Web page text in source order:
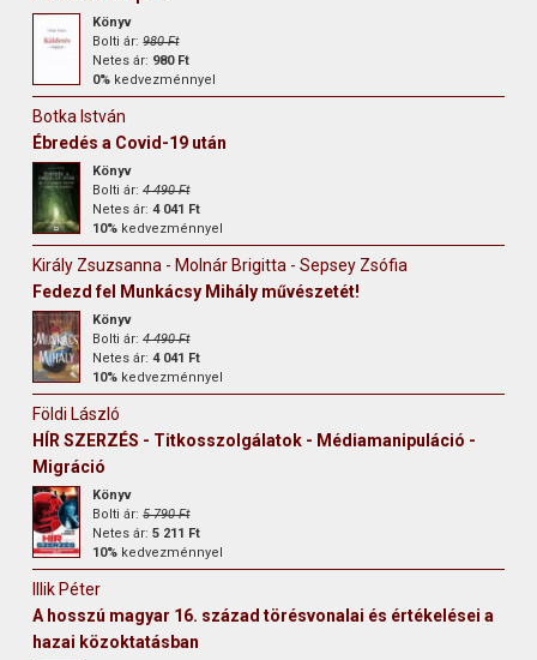
Könyv
Bolti ár:980 Ft
Netes ár: 980 Ft
0% kedvezménnyel
Botka István
Ébredés a Covid-19 után
Könyv
Bolti ár:4 490 Ft
Netes ár:4 041 Ft
10% kedvezménnyel
Király Zsuzsanna - Molnár Brigitta - Sepsey Zsófia
Fedezd fel Munkácsy Mihály művészetét!
Könyv
Bolti ár:4 490 Ft
Netes ár:4 041 Ft
10% kedvezménnyel
Földi László
HÍR SZERZÉS - Titkosszolgálatok - Médiamanipuláció -
Migráció
Könyv
Bolti ár:5 790 Ft
Netes ár:5 211 Ft
10% kedvezménnyel
Illik Péter
A hosszú magyar 16. század törésvonalai és értékelései a
hazai közoktatásban